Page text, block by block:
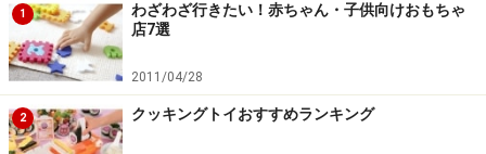
1
わざわざ行きたい！赤ちゃん・子供向けおもちゃ
店7選
2011/04/28
2 クッキングトイおすすめランキング